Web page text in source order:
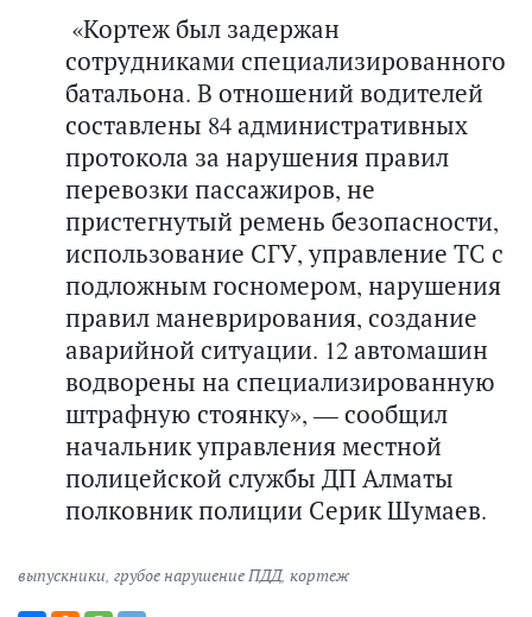
«Кортеж был задержан
сотрудниками специализированного
батальона. В отношений водителей
составлены 84 административных
протокола за нарушения правил
перевозки пассажиров, не
пристегнутый ремень безопасности,
использование СГУ, управление ТС с
подложным госномером, нарушения
правил маневрирования, создание
аварийной ситуации. 12 автомашин
водворены на специализированную
штрафную стоянку», — сообщил
начальник управления местной
полицейской службы ДП Алматы
полковник полиции Серик Шумаев.
выпускники, грубое нарушение ПДД, кортеж